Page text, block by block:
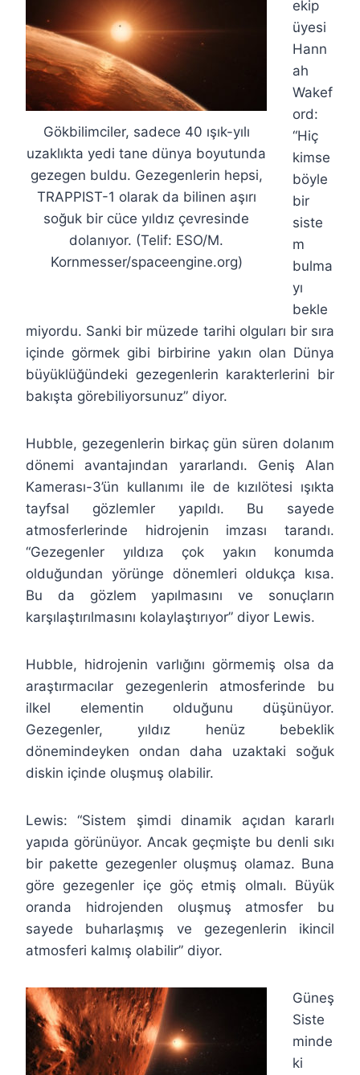
Gökbilimciler, sadece 40 ışık-yılı
uzaklıkta yedi tane dünya boyutunda
gezegen buldu. Gezegenlerin hepsi,
TRAPPIST-1 olarak da bilinen aşırı
soğuk bir cüce yıldız çevresinde
dolanıyor. (Telif: ESO/M.
Kornmesser/spaceengine.org)
ekip
üyesi
Hann
ah
Wakef
ord:
“Hiç
kimse
böyle
bir
siste
m
bulma
yı
bekle
miyordu. Sanki bir müzede tarihi olguları bir sıra
içinde görmek gibi birbirine yakın olan Dünya
büyüklüğündeki gezegenlerin karakterlerini bir
bakışta görebiliyorsunuz” diyor.
Hubble, gezegenlerin birkaç gün süren dolanım
dönemi avantajından yararlandı. Geniş Alan
Kamerası-3’ün kullanımı ile de kızılötesi ışıkta
tayfsal gözlemler yapıldı. Bu sayede
atmosferlerinde hidrojenin imzası tarandı.
“Gezegenler yıldıza çok yakın konumda
olduğundan yörünge dönemleri oldukça kısa.
Bu da gözlem yapılmasını ve sonuçların
karşılaştırılmasını kolaylaştırıyor” diyor Lewis.
Hubble, hidrojenin varlığını görmemiş olsa da
araştırmacılar gezegenlerin atmosferinde bu
ilkel elementin olduğunu düşünüyor.
Gezegenler, yıldız henüz bebeklik
dönemindeyken ondan daha uzaktaki soğuk
diskin içinde oluşmuş olabilir.
Lewis: “Sistem şimdi dinamik açıdan kararlı
yapıda görünüyor. Ancak geçmişte bu denli sıkı
bir pakette gezegenler oluşmuş olamaz. Buna
göre gezegenler içe göç etmiş olmalı. Büyük
oranda hidrojenden oluşmuş atmosfer bu
sayede buharlaşmış ve gezegenlerin ikincil
atmosferi kalmış olabilir” diyor.
Güneş
Siste
minde
ki